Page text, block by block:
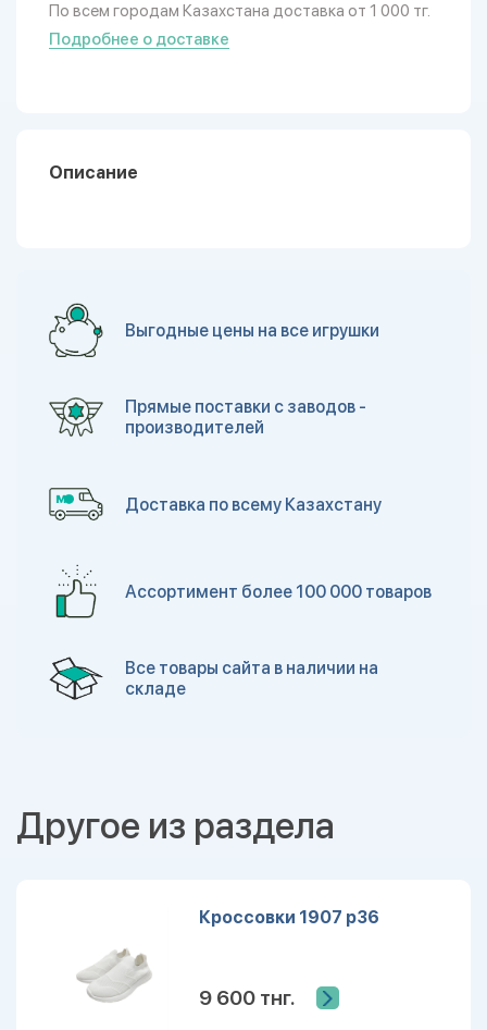
По всем городам Казахстана доставка от 1 000 тг.
Подробнее о доставке
Описание
Выгодные цены на все игрушки
Прямые поставки с заводов -
производителей
Доставка по всему Казахстану
Ассортимент более 100 000 товаров
Все товары сайта в наличии на
складе
Другое из раздела
Кроссовки 1907 р36
9 600 тнг.